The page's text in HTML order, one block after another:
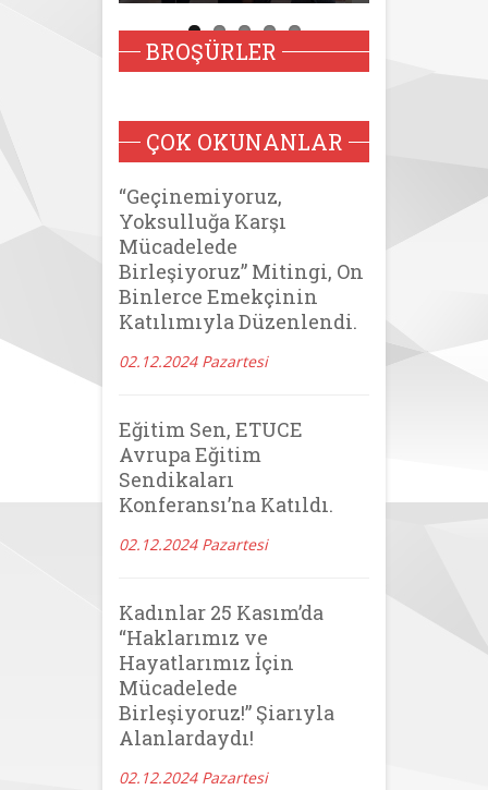
BROŞÜRLER
ÇOK OKUNANLAR
“Geçinemiyoruz,
Yoksulluğa Karşı
Mücadelede
Birleşiyoruz” Mitingi, On
Binlerce Emekçinin
Katılımıyla Düzenlendi.
02.12.2024 Pazartesi
Eğitim Sen, ETUCE
Avrupa Eğitim
Sendikaları
Konferansı’na Katıldı.
02.12.2024 Pazartesi
Kadınlar 25 Kasım’da
“Haklarımız ve
Hayatlarımız İçin
Mücadelede
Birleşiyoruz!” Şiarıyla
Alanlardaydı!
02.12.2024 Pazartesi